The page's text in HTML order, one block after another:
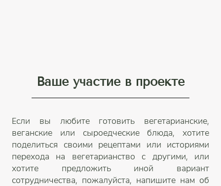
Ваше участие в проекте
Если вы любите готовить вегетарианские,
веганские или сыроедческие блюда, хотите
поделиться своими рецептами или историями
перехода на вегетарианство с другими, или
хотите предложить иной вариант
сотрудничества, пожалуйста, напишите нам об